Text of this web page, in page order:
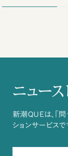
ニュー
新潮QUEは、「
ションサービスで